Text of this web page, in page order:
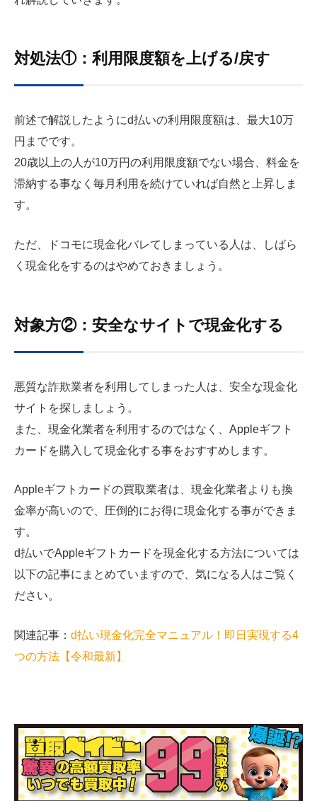
対処法①：利用限度額を上げる/戻す
前述で解説したようにd払いの利用限度額は、最大10万
円までです。
20歳以上の人が10万円の利用限度額でない場合、料金を
滞納する事なく毎月利用を続けていれば自然と上昇しま
す。
ただ、ドコモに現金化バレてしまっている人は、しばら
く現金化をするのはやめておきましょう。
対象方②：安全なサイトで現金化する
悪質な詐欺業者を利用してしまった人は、安全な現金化
サイトを探しましょう。
また、現金化業者を利用するのではなく、Appleギフト
カードを購入して現金化する事をおすすめします。
Appleギフトカードの買取業者は、現金化業者よりも換
金率が高いので、圧倒的にお得に現金化する事ができま
す。
d払いでAppleギフトカードを現金化する方法については
以下の記事にまとめていますので、気になる人はご覧く
ださい。
関連記事： d払い現金化完全マニュアル！即日実現する4
つの方法【令和最新】